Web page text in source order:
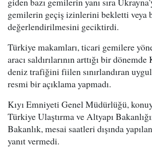
gemilerin geçiş izinlerini bekletti veya
değerlendirilmesini geciktirdi.
Türkiye makamları, ticari gemilere
aracı saldırılarının arttığı bir
deniz trafiğini fiilen sınırlandıran
resmi bir açıklama yapmadı.
Kıyı Emniyeti Genel Müdürlüğü,
Türkiye Ulaştırma ve Altyapı
Bakanlık, mesai saatleri dışında
yanıt vermedi.